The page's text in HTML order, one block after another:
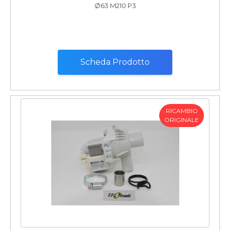
Ø63 M210 P3
Scheda Prodotto
RICAMBIO
ORIGINALE